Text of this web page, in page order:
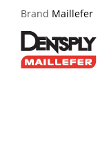
Brand Maillefer